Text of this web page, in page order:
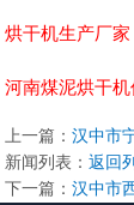
烘干机生产厂
河南煤泥烘干
上一篇：汉中市
新闻列表：返回
下一篇：汉中市